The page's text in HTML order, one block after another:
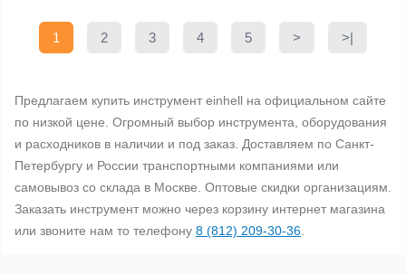
1 2 3 4 5 > >|
Предлагаем купить инструмент einhell на официальном сайте
по низкой цене. Огромный выбор инструмента, оборудования
и расходников в наличии и под заказ. Доставляем по Санкт-
Петербургу и России транспортными компаниями или
самовывоз со склада в Москве. Оптовые скидки организациям.
Заказать инструмент можно через корзину интернет магазина
или звоните нам то телефону 8 (812) 209-30-36.